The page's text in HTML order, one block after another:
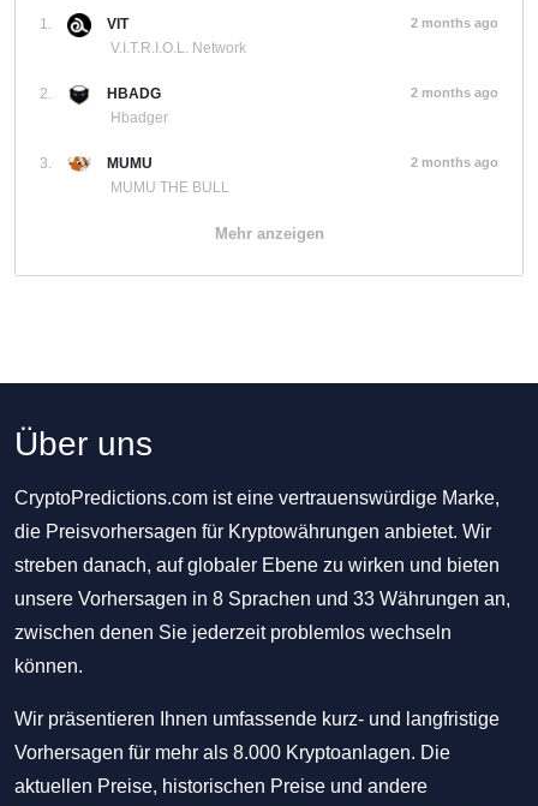
1.
VIT
V.I.T.R.I.O.L. Network
2 months ago
2.
HBADG
Hbadger
2 months ago
3.
MUMU
MUMU THE BULL
2 months ago
Mehr anzeigen
Über uns
CryptoPredictions.com ist eine vertrauenswürdige Marke,
die Preisvorhersagen für Kryptowährungen anbietet. Wir
streben danach, auf globaler Ebene zu wirken und bieten
unsere Vorhersagen in 8 Sprachen und 33 Währungen an,
zwischen denen Sie jederzeit problemlos wechseln
können.
Wir präsentieren Ihnen umfassende kurz- und langfristige
Vorhersagen für mehr als 8.000 Kryptoanlagen. Die
aktuellen Preise, historischen Preise und andere